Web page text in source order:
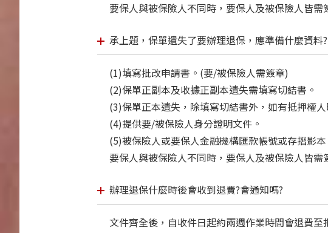
要保人與被保險人不同時，要保人及被保險人皆需
承上題，保單遺失了要辦理退保，應準備什麼資料?
(1)填寫批改申請書。(要/被保險人需簽章)
(2)保單正副本及收據正副本遺失需填寫切結書。
(3)保單正本遺失，除填寫切結書外，如有抵押權
(4)提供要/被保險人身分證明文件。
(5)被保險人或要保人金融機構匯款帳號或存摺影本
要保人與被保險人不同時，要保人及被保險人皆
辦理退保什麼時後會收到退費?會通知嗎?
文件齊全後，自收件日起約兩週作業時間會退費